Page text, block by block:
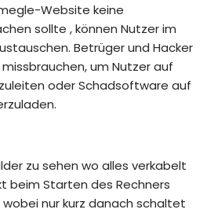
Website keine
sollte , können Nutzer im
Betrüger und Hacker
um Nutzer auf
oder Schadsoftware auf
zu sehen wo alles verkabelt
beim Starten des Rechners
wobei nur kurz danach schaltet